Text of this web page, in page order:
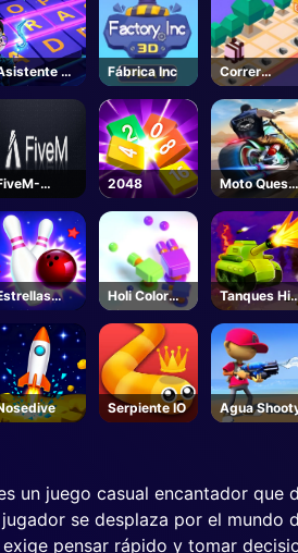
de
Fábrica Inc
Correr
zoológico
2048
Moto Quest
Carreras de
bicicletas
Holi Color
Tirador
Tanques Hill
Top
Serpiente IO Agua
un juego casual encantador
se desplaza por el
pensar rápido y tomar